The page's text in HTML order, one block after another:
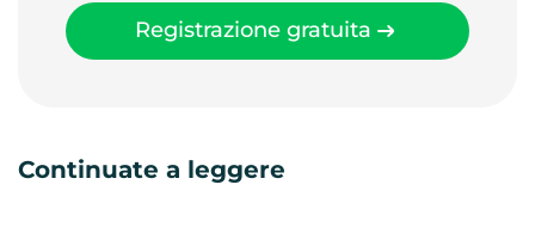
Registrazione gratuita
Continuate a leggere